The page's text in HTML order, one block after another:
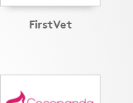
FirstVet